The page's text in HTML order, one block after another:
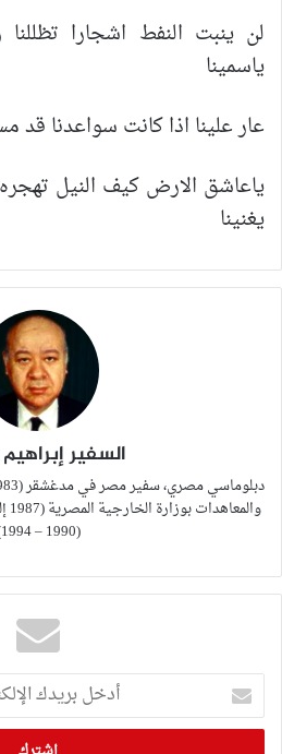
لن ينبت النفط اشجارا
ياسمينا
عار علينا اذا كانت سواعدنا قد
ياعاشق الارض كيف النيل
يغنينا
السفير
(1990 – 1994)
أدخل
بريدك
الإلكتروني